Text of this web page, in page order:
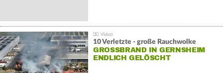
10 Verletzte - große Rauchwolke
GROSSBRAND IN GERNSHEIM E
NDLICH GELÖSCHT